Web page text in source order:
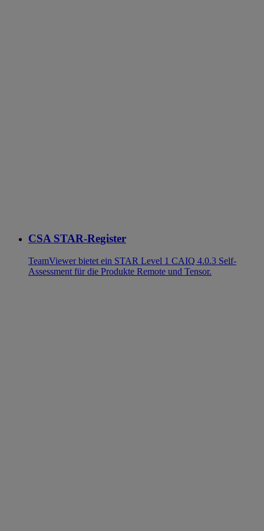
CSA STAR-Register
TeamViewer bietet ein STAR Level 1 CAIQ 4.0.3 Self-
Assessment für die Produkte Remote und Tensor.